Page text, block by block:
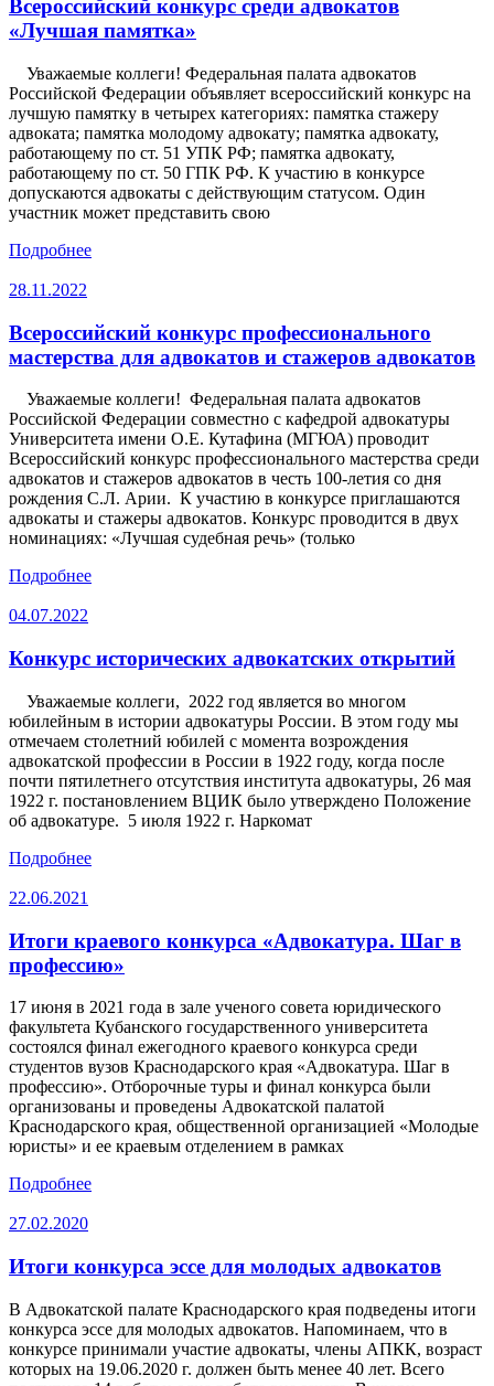
Всероссийский конкурс среди адвокатов
«Лучшая памятка»
Уважаемые коллеги! Федеральная палата адвокатов
Российской Федерации объявляет всероссийский конкурс на
лучшую памятку в четырех категориях: памятка стажеру
адвоката; памятка молодому адвокату; памятка адвокату,
работающему по ст. 51 УПК РФ; памятка адвокату,
работающему по ст. 50 ГПК РФ. К участию в конкурсе
допускаются адвокаты с действующим статусом. Один
участник может представить свою
Подробнее
28.11.2022
Всероссийский конкурс профессионального
мастерства для адвокатов и стажеров адвокатов
Уважаемые коллеги! Федеральная палата адвокатов
Российской Федерации совместно с кафедрой адвокатуры
Университета имени О.Е. Кутафина (МГЮА) проводит
Всероссийский конкурс профессионального мастерства среди
адвокатов и стажеров адвокатов в честь 100-летия со дня
рождения С.Л. Арии. К участию в конкурсе приглашаются
адвокаты и стажеры адвокатов. Конкурс проводится в двух
номинациях: «Лучшая судебная речь» (только
Подробнее
04.07.2022
Конкурс исторических адвокатских открытий
Уважаемые коллеги, 2022 год является во многом
юбилейным в истории адвокатуры России. В этом году мы
отмечаем столетний юбилей с момента возрождения
адвокатской профессии в России в 1922 году, когда после
почти пятилетнего отсутствия института адвокатуры, 26 мая
1922 г. постановлением ВЦИК было утверждено Положение
об адвокатуре. 5 июля 1922 г. Наркомат
Подробнее
22.06.2021
Итоги краевого конкурса «Адвокатура. Шаг в
профессию»
17 июня в 2021 года в зале ученого совета юридического
факультета Кубанского государственного университета
состоялся финал ежегодного краевого конкурса среди
студентов вузов Краснодарского края «Адвокатура. Шаг в
профессию». Отборочные туры и финал конкурса были
организованы и проведены Адвокатской палатой
Краснодарского края, общественной организацией «Молодые
юристы» и ее краевым отделением в рамках
Подробнее
27.02.2020
Итоги конкурса эссе для молодых адвокатов
В Адвокатской палате Краснодарского края подведены итоги
конкурса эссе для молодых адвокатов. Напоминаем, что в
конкурсе принимали участие адвокаты, члены АПКК, возраст
которых на 19.06.2020 г. должен быть менее 40 лет. Всего